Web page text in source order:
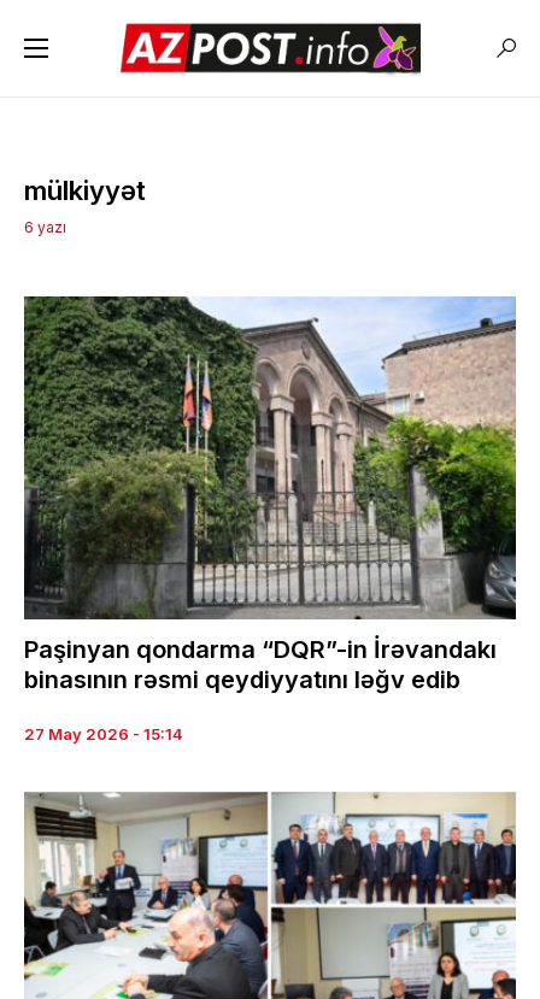
mülkiyyət
6 yazı
Paşinyan qondarma “DQR”-in İrəvandakı
binasının rəsmi qeydiyyatını ləğv edib
27 May 2026 - 15:14